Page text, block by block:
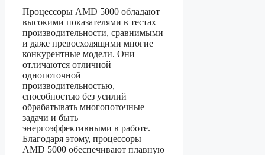
Процессоры AMD 5000 обладают
высокими показателями в тестах
производительности, сравнимыми
и даже превосходящими многие
конкурентные модели. Они
отличаются отличной
однопоточной
производительностью,
способностью без усилий
обрабатывать многопоточные
задачи и быть
энергоэффективными в работе.
Благодаря этому, процессоры
AMD 5000 обеспечивают плавную